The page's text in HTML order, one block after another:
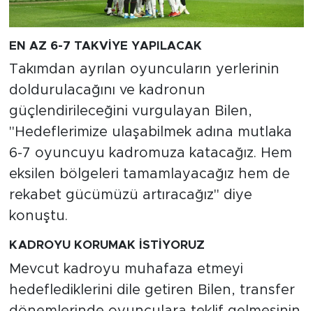
EN AZ 6-7 TAKVİYE YAPILACAK
Takımdan ayrılan oyuncuların yerlerinin
doldurulacağını ve kadronun
güçlendirileceğini vurgulayan Bilen,
"Hedeflerimize ulaşabilmek adına mutlaka
6-7 oyuncuyu kadromuza katacağız. Hem
eksilen bölgeleri tamamlayacağız hem de
rekabet gücümüzü artıracağız" diye
konuştu.
KADROYU KORUMAK İSTİYORUZ
Mevcut kadroyu muhafaza etmeyi
hedeflediklerini dile getiren Bilen, transfer